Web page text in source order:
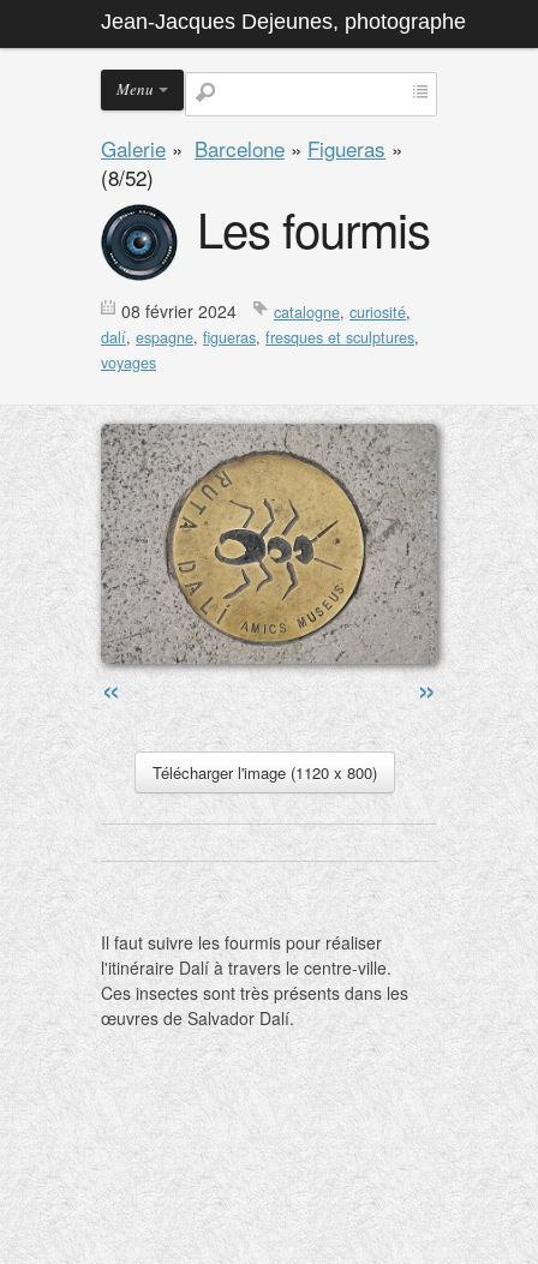
Jean-Jacques Dejeunes, photographe
Menu
Galerie » Barcelone » Figueras »
(8/52)
Les fourmis
08 février 2024 catalogne, curiosité,
dalí, espagne, figueras, fresques et sculptures,
voyages
»
«
Télécharger l'image (1120 x 800)
Il faut suivre les fourmis pour réaliser
l'itinéraire Dalí à travers le centre-ville.
Ces insectes sont très présents dans les
œuvres de Salvador Dalí.